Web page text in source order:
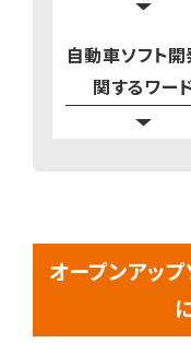
自動車ソフト
関するワー
オープンアッ